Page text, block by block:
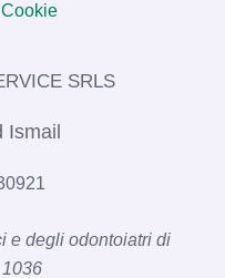
SRLS​
Ismail
e degli odontoiatri di